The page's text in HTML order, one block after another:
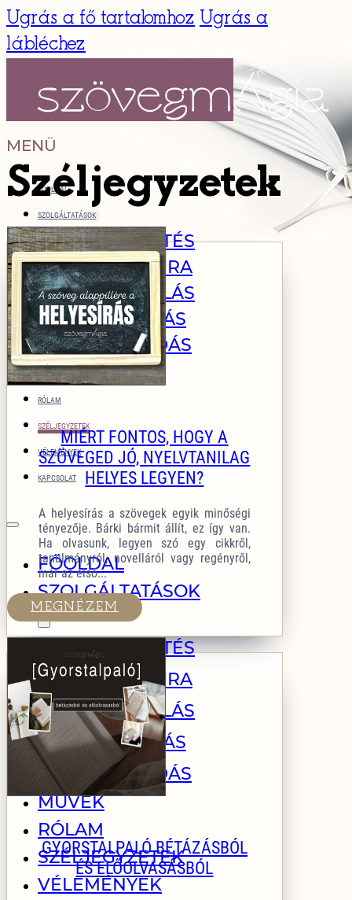
Ugrás a fő tartalomhoz Ugrás a
lábléchez
MENÜ
FŐOLDAL
SZOLGÁLTATÁSOK
SZERKESZTÉS
KORREKTURA
MENTORÁLÁS
LEKTORÁLÁS
TANÁCSADÁS
MŰVEK
RÓLAM
SZÉLJEGYZETEK
VÉLEMÉNYEK
KAPCSOLAT
FŐOLDAL
SZOLGÁLTATÁSOK
SZERKESZTÉS
KORREKTURA
MENTORÁLÁS
LEKTORÁLÁS
TANÁCSADÁS
MŰVEK
RÓLAM
SZÉLJEGYZETEK
VÉLEMÉNYEK
Széljegyzetek
MIÉRT FONTOS, HOGY A
SZÖVEGED JÓ, NYELVTANILAG
HELYES LEGYEN?
A helyesírás a szövegek egyik minőségi
tényezője. Bárki bármit állít, ez így van.
Ha olvasunk, legyen szó egy cikkről,
tanulmányról, novelláról vagy regényről,
már az első...
MEGNÉZEM
GYORSTALPALÓ BÉTÁZÁSBÓL
ÉS ELŐOLVASÁSBÓL